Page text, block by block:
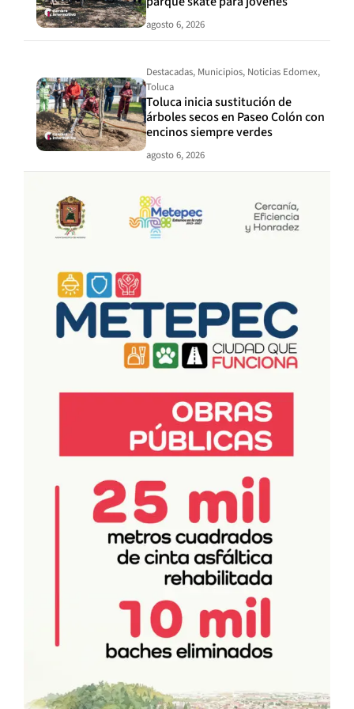
agosto 6, 2026
Destacadas, Municipios, Noticias Edomex,
Toluca
Toluca inicia sustitución de
árboles secos en Paseo Colón con
encinos siempre verdes
agosto 6, 2026